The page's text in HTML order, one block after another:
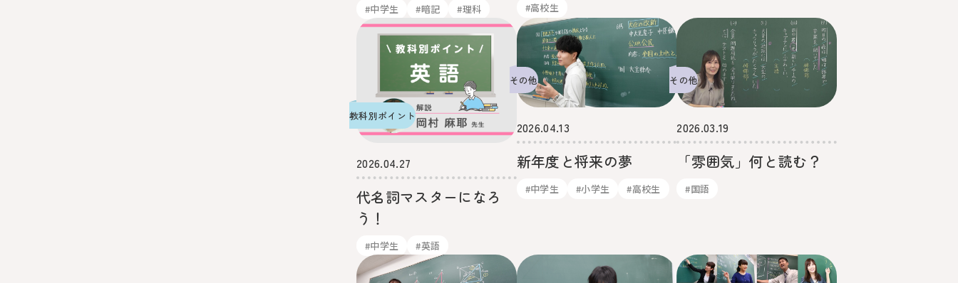
#中学生 #暗記 #理科
#高校生
教科別ポイント
2026.04.27
代名詞マスターになろ
う！
#中学生 #英語
その他
2026.04.13
新年度と将来の夢
#中学生 #小学生 #高校生
その他
2026.03.19
「雰囲気」何と読む？
#国語